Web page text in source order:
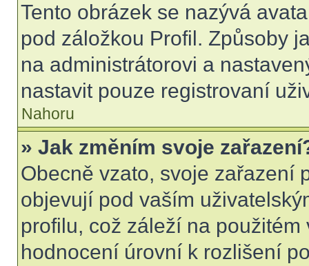
Tento obrázek se nazývá
pod záložkou Profil. Způsoby
na administrátorovi a
nastavit pouze registrovaní
Nahoru
» Jak změním svoje
Obecně vzato, svoje zařazení
objevují pod vaším
profilu, což záleží na
hodnocení úrovní k rozlišení